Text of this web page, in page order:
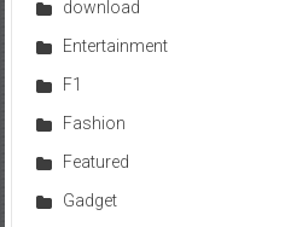
download
Entertainment
F1
Fashion
Featured
Gadget